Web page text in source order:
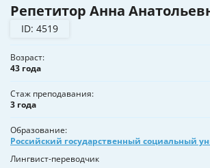
Репетитор Анна
ID: 4519
Возраст
43 года
Стаж преподавания
3 года
Образование
Российский государственный социальный
Лингвист-переводчик